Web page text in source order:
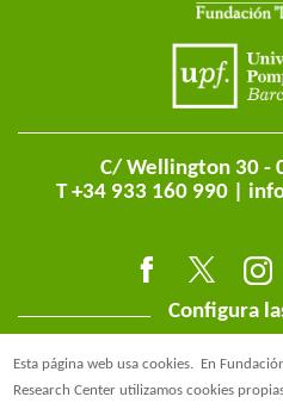
C/ Wellington 30 -
T +34 933 160 990 |
Configura
Esta página web usa cookies.
En
Research Center utilizamos cookies